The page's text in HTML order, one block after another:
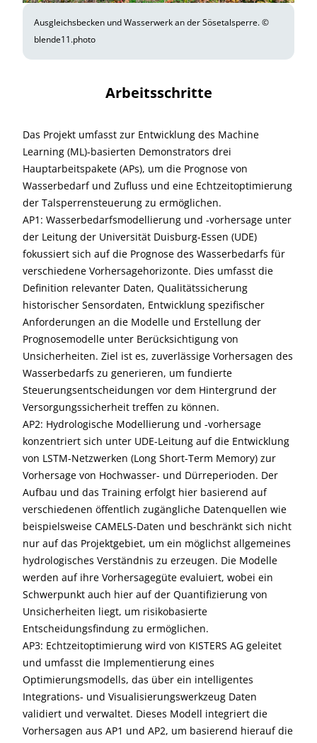
Ausgleichsbecken und Wasserwerk an der Sösetalsperre. ©
blende11.photo
Arbeitsschritte
Das Projekt umfasst zur Entwicklung des Machine
Learning (ML)-basierten Demonstrators drei
Hauptarbeitspakete (APs), um die Prognose von
Wasserbedarf und Zufluss und eine Echtzeitoptimierung
der Talsperrensteuerung zu ermöglichen.
AP1: Wasserbedarfsmodellierung und -vorhersage unter
der Leitung der Universität Duisburg-Essen (UDE)
fokussiert sich auf die Prognose des Wasserbedarfs für
verschiedene Vorhersagehorizonte. Dies umfasst die
Definition relevanter Daten, Qualitätssicherung
historischer Sensordaten, Entwicklung spezifischer
Anforderungen an die Modelle und Erstellung der
Prognosemodelle unter Berücksichtigung von
Unsicherheiten. Ziel ist es, zuverlässige Vorhersagen des
Wasserbedarfs zu generieren, um fundierte
Steuerungsentscheidungen vor dem Hintergrund der
Versorgungssicherheit treffen zu können.
AP2: Hydrologische Modellierung und -vorhersage
konzentriert sich unter UDE-Leitung auf die Entwicklung
von LSTM-Netzwerken (Long Short-Term Memory) zur
Vorhersage von Hochwasser- und Dürreperioden. Der
Aufbau und das Training erfolgt hier basierend auf
verschiedenen öffentlich zugängliche Datenquellen wie
beispielsweise CAMELS-Daten und beschränkt sich nicht
nur auf das Projektgebiet, um ein möglichst allgemeines
hydrologisches Verständnis zu erzeugen. Die Modelle
werden auf ihre Vorhersagegüte evaluiert, wobei ein
Schwerpunkt auch hier auf der Quantifizierung von
Unsicherheiten liegt, um risikobasierte
Entscheidungsfindung zu ermöglichen.
AP3: Echtzeitoptimierung wird von KISTERS AG geleitet
und umfasst die Implementierung eines
Optimierungsmodells, das über ein intelligentes
Integrations- und Visualisierungswerkzeug Daten
validiert und verwaltet. Dieses Modell integriert die
Vorhersagen aus AP1 und AP2, um basierend hierauf die